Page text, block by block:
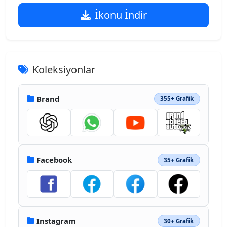
İkonu İndir
Koleksiyonlar
Brand 355+ Grafik
Facebook 35+ Grafik
Instagram 30+ Grafik